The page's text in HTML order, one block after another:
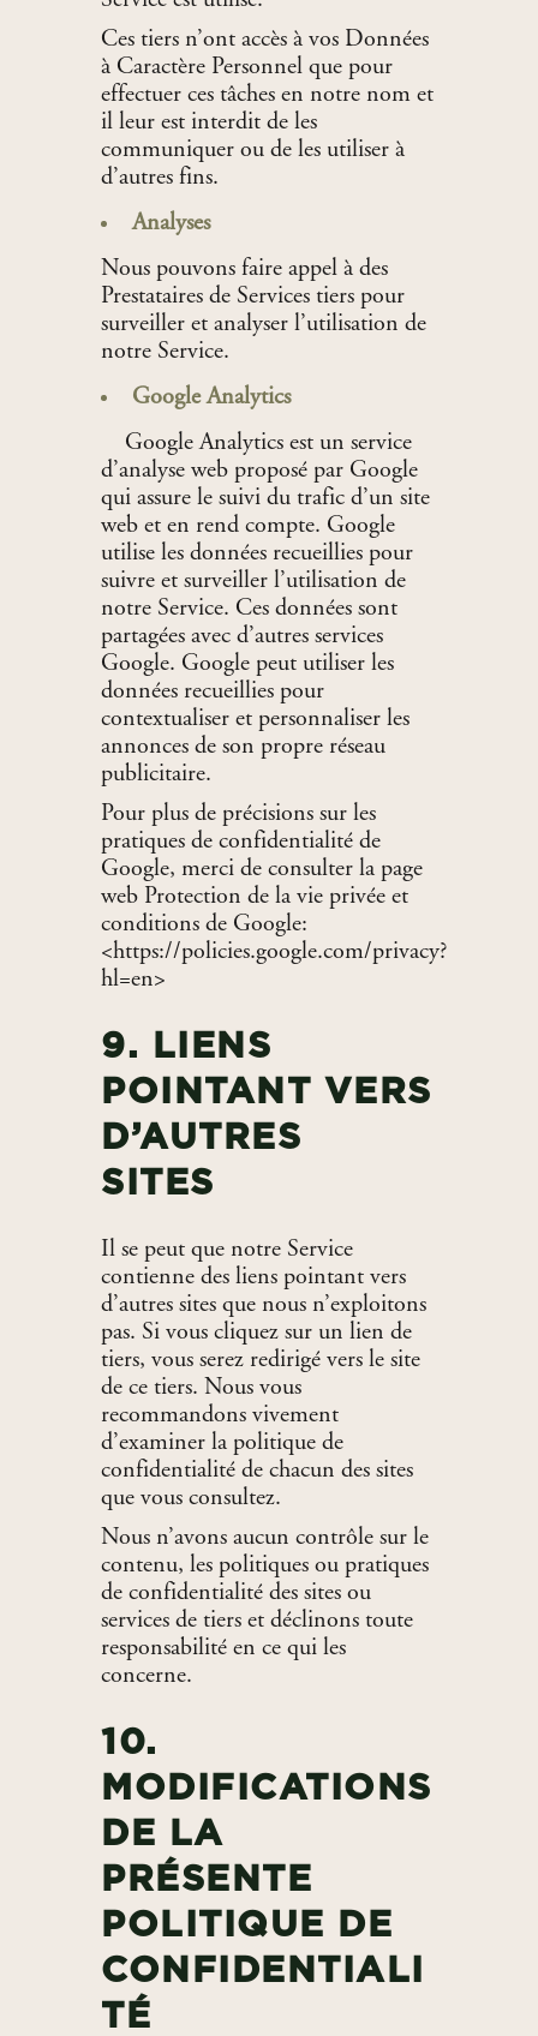
Ces tiers n’ont accès à vos Données
à Caractère Personnel que pour
effectuer ces tâches en notre nom et
il leur est interdit de les
communiquer ou de les utiliser à
d’autres fins.
Analyses
Nous pouvons faire appel à des
Prestataires de Services tiers pour
surveiller et analyser l’utilisation de
notre Service.
Google Analytics
Google Analytics est un service
d’analyse web proposé par Google
qui assure le suivi du trafic d’un site
web et en rend compte. Google
utilise les données recueillies pour
suivre et surveiller l’utilisation de
notre Service. Ces données sont
partagées avec d’autres services
Google. Google peut utiliser les
données recueillies pour
contextualiser et personnaliser les
annonces de son propre réseau
publicitaire.
Pour plus de précisions sur les
pratiques de confidentialité de
Google, merci de consulter la page
web Protection de la vie privée et
conditions de Google:
<https://policies.google.com/privacy?
hl=en>
9. LIENS
POINTANT VERS
D’AUTRES
SITES
Il se peut que notre Service
contienne des liens pointant vers
d’autres sites que nous n’exploitons
pas. Si vous cliquez sur un lien de
tiers, vous serez redirigé vers le site
de ce tiers. Nous vous
recommandons vivement
d’examiner la politique de
confidentialité de chacun des sites
que vous consultez.
Nous n’avons aucun contrôle sur le
contenu, les politiques ou pratiques
de confidentialité des sites ou
services de tiers et déclinons toute
responsabilité en ce qui les
concerne.
10.
MODIFICATIONS
DE LA
PRÉSENTE
POLITIQUE DE
CONFIDENTIALI
TÉ